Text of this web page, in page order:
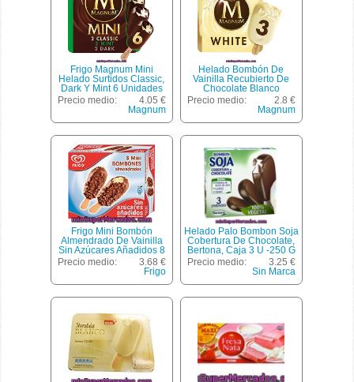
Frigo Magnum Mini
Helado Surtidos Classic,
Dark Y Mint 6 Unidades
Estuche 360 Ml
Precio medio:
4.05 €
Magnum
Helado Bombón De
Vainilla Recubierto De
Chocolate Blanco
Magnum De Frigo Pack
De 3 Unidades De 110
Precio medio:
2.8 €
Magnum
Frigo Mini Bombón
Almendrado De Vainilla
Sin Azúcares Añadidos 8
Unidades Estuche 480 Ml
Precio medio:
3.68 €
Frigo
Helado Palo Bombon Soja
Cobertura De Chocolate,
Bertona, Caja 3 U -250 G
Precio medio:
3.25 €
Sin Marca